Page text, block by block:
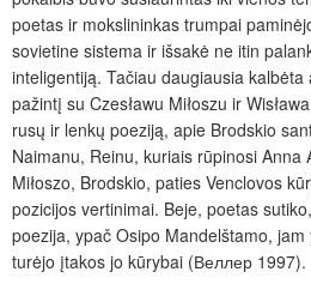
poetas ir mokslininkas trumpai
sovietine sistema ir išsakė ne itin
inteligentiją. Tačiau daugiausia kalbėta
pažintį su Czesławu Miłoszu ir
rusų ir lenkų poeziją, apie Brodskio
Naimanu, Reinu, kuriais rūpinosi
Miłoszo, Brodskio, paties Venclovos
pozicijos vertinimai. Beje, poetas
poezija, ypač Osipo Mandelštamo,
turėjo įtakos jo kūrybai (Веллер 1997).